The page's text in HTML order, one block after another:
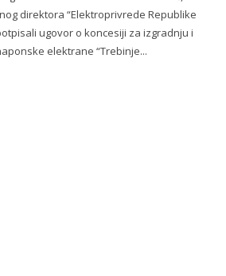
direktora “Elektroprivrede Republike
ugovor o koncesiji za izgradnju i
elektrane “Trebinje...